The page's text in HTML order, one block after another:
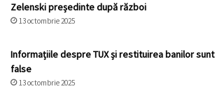
Zelenski președinte după război
13 octombrie 2025
Informațiile despre TUX și restituirea banilor sunt
false
13 octombrie 2025